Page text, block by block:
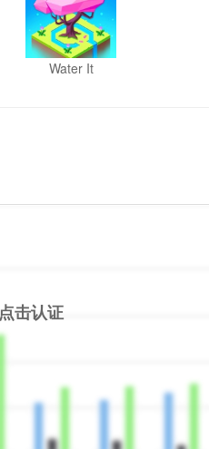
Water It
点击认证